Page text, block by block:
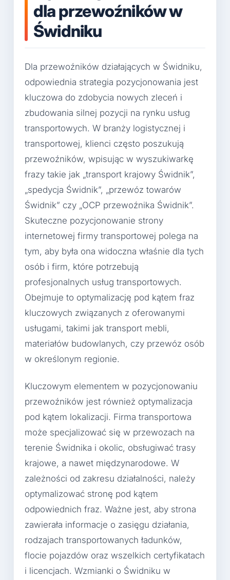
dla przewoźników w
Świdniku
Dla przewoźników działających w Świdniku,
odpowiednia strategia pozycjonowania jest
kluczowa do zdobycia nowych zleceń i
zbudowania silnej pozycji na rynku usług
transportowych. W branży logistycznej i
transportowej, klienci często poszukują
przewoźników, wpisując w wyszukiwarkę
frazy takie jak „transport krajowy Świdnik”,
„spedycja Świdnik”, „przewóz towarów
Świdnik” czy „OCP przewoźnika Świdnik”.
Skuteczne pozycjonowanie strony
internetowej firmy transportowej polega na
tym, aby była ona widoczna właśnie dla tych
osób i firm, które potrzebują
profesjonalnych usług transportowych.
Obejmuje to optymalizację pod kątem fraz
kluczowych związanych z oferowanymi
usługami, takimi jak transport mebli,
materiałów budowlanych, czy przewóz osób
w określonym regionie.
Kluczowym elementem w pozycjonowaniu
przewoźników jest również optymalizacja
pod kątem lokalizacji. Firma transportowa
może specjalizować się w przewozach na
terenie Świdnika i okolic, obsługiwać trasy
krajowe, a nawet międzynarodowe. W
zależności od zakresu działalności, należy
optymalizować stronę pod kątem
odpowiednich fraz. Ważne jest, aby strona
zawierała informacje o zasięgu działania,
rodzajach transportowanych ładunków,
flocie pojazdów oraz wszelkich certyfikatach
i licencjach. Wzmianki o Świdniku w